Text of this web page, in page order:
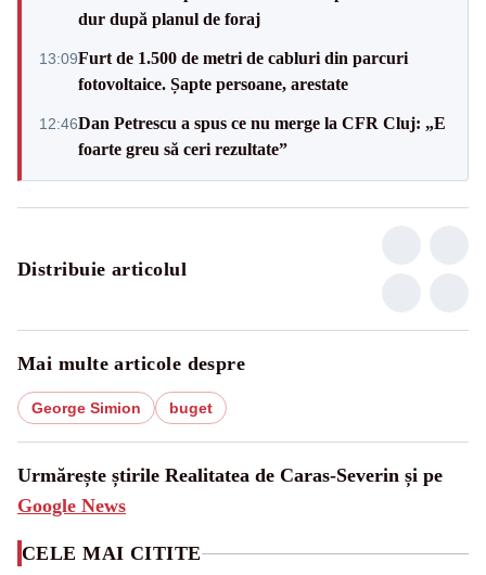
dur după planul de foraj
13:09Furt de 1.500 de metri de cabluri din parcuri
fotovoltaice. Șapte persoane, arestate
12:46Dan Petrescu a spus ce nu merge la CFR Cluj: „E
foarte greu să ceri rezultate”
Distribuie articolul
Mai multe articole despre
George Simion buget
Urmărește știrile Realitatea de Caras-Severin și pe
Google News
CELE MAI CITITE